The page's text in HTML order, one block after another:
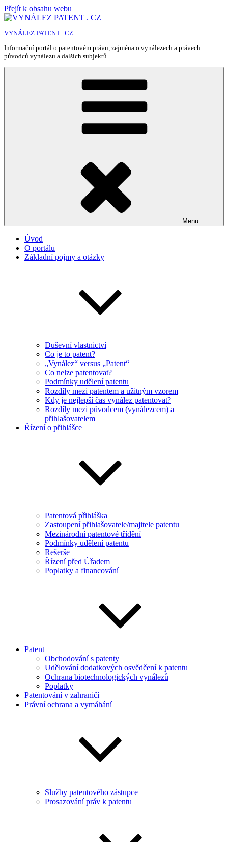
Přejít k obsahu webu
VYNÁLEZ PATENT . CZ
Informační portál o patentovém právu, zejména o vynálezech a právech
původců vynálezu a dalších subjektů
Menu
Úvod
O portálu
Základní pojmy a otázky
Duševní vlastnictví
Co je to patent?
„Vynález“ versus „Patent“
Co nelze patentovat?
Podmínky udělení patentu
Rozdíly mezi patentem a užitným vzorem
Kdy je nejlepší čas vynález patentovat?
Rozdíly mezi původcem (vynálezcem) a
přihlašovatelem
Řízení o přihlášce
Patentová přihláška
Zastoupení přihlašovatele/majitele patentu
Mezinárodní patentové třídění
Podmínky udělení patentu
Rešerše
Řízení před Úřadem
Poplatky a financování
Patent
Obchodování s patenty
Udělování dodatkových osvědčení k patentu
Ochrana biotechnologických vynálezů
Poplatky
Patentování v zahraničí
Právní ochrana a vymáhání
Služby patentového zástupce
Prosazování práv k patentu